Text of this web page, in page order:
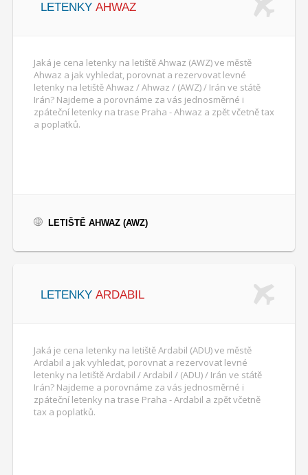
LETENKY AHWAZ
Jaká je cena letenky na letiště Ahwaz (AWZ) ve městě
Ahwaz a jak vyhledat, porovnat a rezervovat levné
letenky na letiště Ahwaz / Ahwaz / (AWZ) / Irán ve státě
Irán? Najdeme a porovnáme za vás jednosměrné i
zpáteční letenky na trase Praha - Ahwaz a zpět včetně tax
a poplatků.
LETIŠTĚ AHWAZ (AWZ)
LETENKY ARDABIL
Jaká je cena letenky na letiště Ardabil (ADU) ve městě
Ardabil a jak vyhledat, porovnat a rezervovat levné
letenky na letiště Ardabil / Ardabil / (ADU) / Irán ve státě
Irán? Najdeme a porovnáme za vás jednosměrné i
zpáteční letenky na trase Praha - Ardabil a zpět včetně
tax a poplatků.